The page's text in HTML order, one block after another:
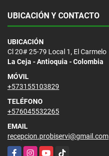
UBICACIÓN Y CONTACTO
UBICACIÓN
Cl 20# 25-79 Local 1, El Carmelo
La Ceja - Antioquia - Colombia
MÓVIL
+573155103829
TELÉFONO
+576045532265
EMAIL
recepcion.probiservi@gmail.com
FacebookInstagramYouTubeTikTok